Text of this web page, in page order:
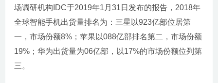
场调研机构IDC于2019年1月31日发布的报告，2018年
全球智能手机出货量排名为：三星以923亿部位居第
一，市场份额8%；苹果以088亿部排名第二，市场份额
19%；华为出货量为06亿部，以17%的市场份额位列第
三。